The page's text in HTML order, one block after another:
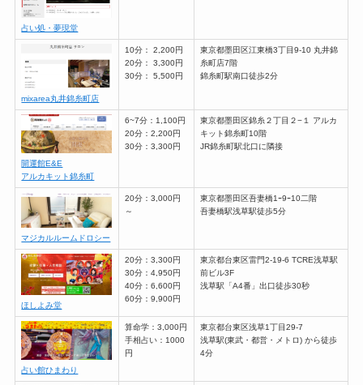
占い処・夢現堂
mixarea丸井錦糸町店
10分： 2,200円
20分： 3,300円
30分： 5,500円
東京都墨田区江東橋3丁目9-10 丸井錦
糸町店7階
錦糸町駅南口徒歩2分
開運館E&E
アルカキット錦糸町
6~7分：1,100円
20分：2,200円
30分：3,300円
東京都墨田区錦糸２丁目２−１ アルカ
キット錦糸町10階
JR錦糸町駅北口に隣接
マジカルルームドロシー
20分：3,000円
～
東京都墨田区吾妻橋1ｰ9ｰ10二階
吾妻橋駅浅草駅徒歩5分
ほしよみ堂
20分：3,300円
30分：4,950円
40分：6,600円
60分：9,900円
東京都台東区雷門2-19-6 TCRE浅草駅
前ビル3F
浅草駅「A4番」出口徒歩30秒
占い館ひまわり
算命学：3,000円
手相占い：1000
円
東京都台東区浅草1丁目29-7
浅草駅(東武・都営・メトロ) から徒歩
4分